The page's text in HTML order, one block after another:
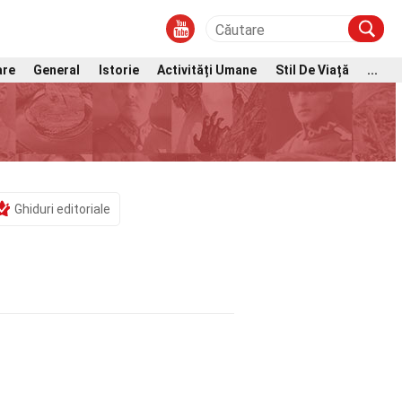
General Istorie Activități Umane Stil De Viață ...
Ghiduri editoriale